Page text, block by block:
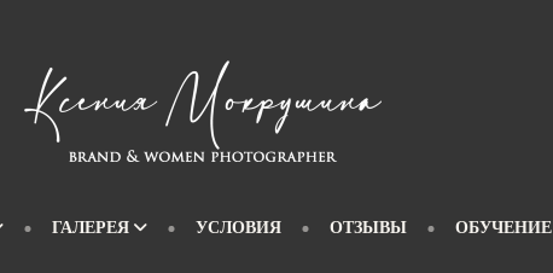
ГАЛЕРЕЯ УСЛОВИЯ ОТЗЫВЫ ОБУЧЕНИЕ